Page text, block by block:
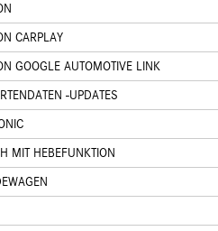
CARPLAY
GOOGLE AUTOMOTIVE LINK
-UPDATES
MIT HEBEFUNKTION